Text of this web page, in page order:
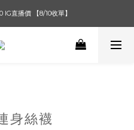
【超取付款】 🚚免運費
直播價 【8/10收單】
【超取付款】 🚚免運費
身絲襪